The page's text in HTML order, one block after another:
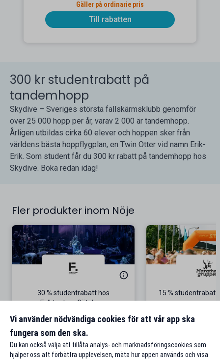
Gäller på ordinarie pris
Till rabatten
300 kr studentrabatt på
tandemhopp
Skydive – Sveriges största fallskärmsklubb genomför
över 25 000 hopp per år, varav 2 000 är tandemhopp.
Årligen utbildas cirka 60 elever och hoppen sker från
världens bästa hoppflygplan, en Twin Otter vid namn Erik-
Erik. Som student får du 300 kr rabatt på tandemhopp hos
Skydive. Boka redan idag!
Fler produkter inom Nöje
30 % studentrabatt hos
Folkteatern Göteborg
Gäller på föreställningen The Black
Rider
Till rabatten
15 % studentrabatt
Vi använder nödvändiga cookies för att vår app ska
fungera som den ska.
Du kan också välja att tillåta analys- och marknadsföringscookies som
hjälper oss att förbättra upplevelsen, mäta hur appen används och visa